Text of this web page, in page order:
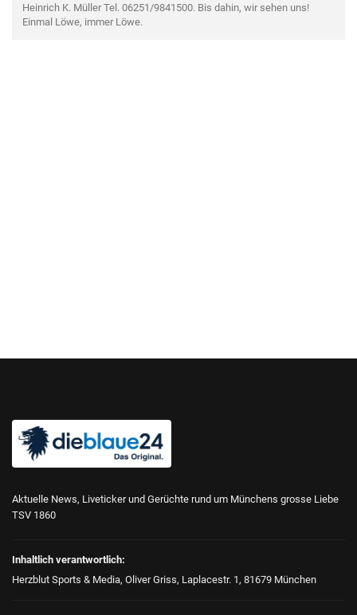
Heinrich K. Müller Tel. 06251/9841500. Bis dahin, wir sehen uns!
Einmal Löwe, immer Löwe.
Aktuelle News, Liveticker und Gerüchte rund um Münchens grosse Liebe
TSV 1860
Inhaltlich verantwortlich:
Herzblut Sports & Media, Oliver Griss, Laplacestr. 1, 81679 München